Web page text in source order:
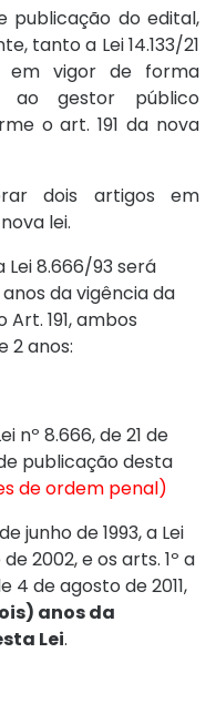
publicação do edital,
tanto a Lei 14.133/21
em vigor de forma
ao gestor público
o art. 191 da nova
dois artigos em
lei.
Lei 8.666/93 será
da vigência da
191, ambos
2 anos:
nº 8.666, de 21 de
publicação desta
de ordem penal)
junho de 1993, a Lei
de 2002, e os arts. 1º a
4 de agosto de 2011,
anos da
Lei.